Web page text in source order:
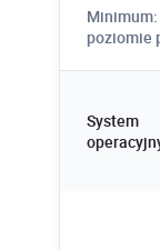
poziomie
System